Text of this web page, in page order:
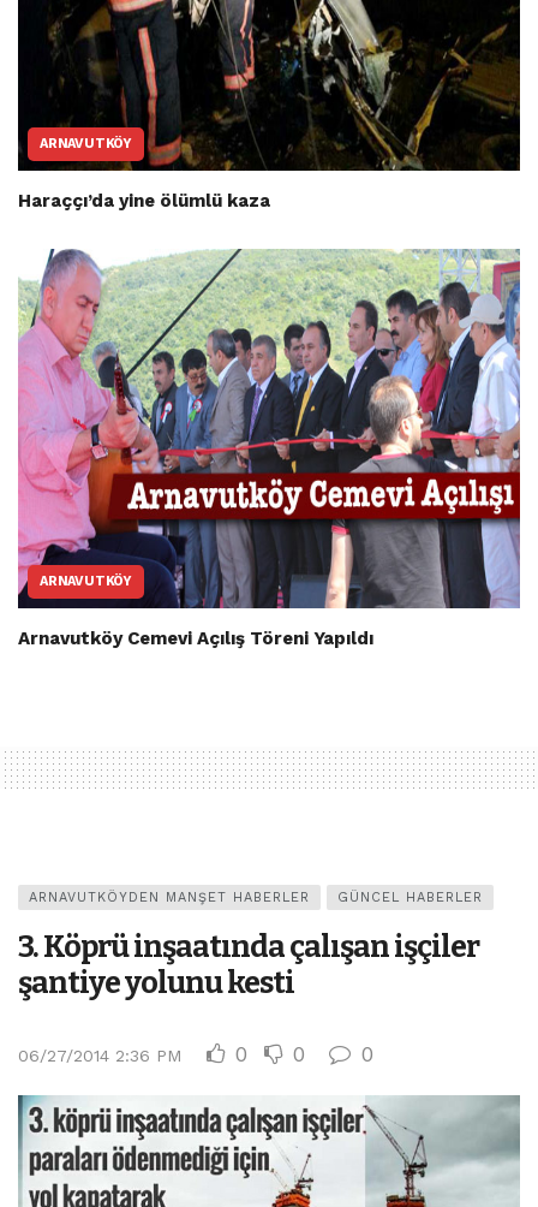
ARNAVUTKÖY
Haraççı’da yine ölümlü kaza
ARNAVUTKÖY
Arnavutköy Cemevi Açılış Töreni Yapıldı
ARNAVUTKÖYDEN MANŞET HABERLER GÜNCEL HABERLER
3. Köprü inşaatında çalışan işçiler
şantiye yolunu kesti
06/27/2014 2:36 PM 0 0 0